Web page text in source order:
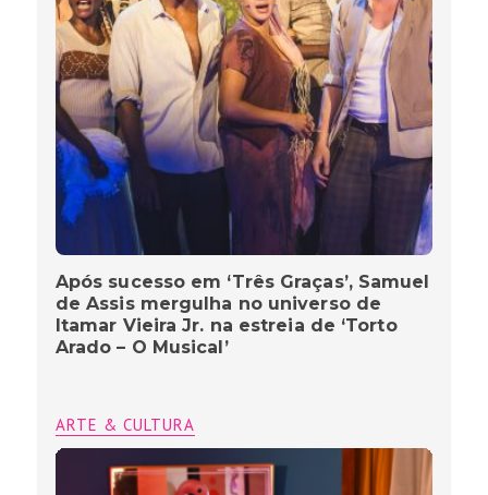
Após sucesso em ‘Três Graças’, Samuel
de Assis mergulha no universo de
Itamar Vieira Jr. na estreia de ‘Torto
Arado – O Musical’
ARTE & CULTURA